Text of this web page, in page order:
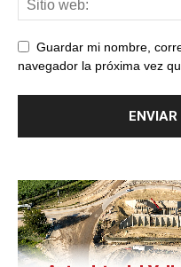
Guardar mi nombre,
navegador la próxima vez